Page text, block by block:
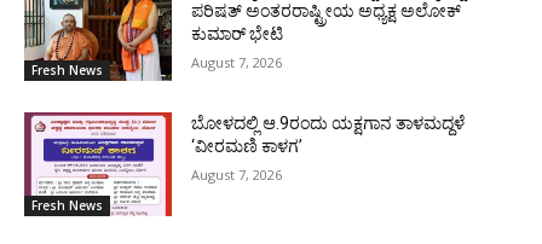
Fresh News
ಪರಿಷತ್ ಅಂತರರಾಷ್ಟ್ರೀಯ ಅಧ್ಯಕ್ಷ ಅಲೋಕ್
ಕುಮಾರ್ ಭೇಟಿ
August 7, 2026
Fresh News
ಬೋಳದಲ್ಲಿ ಆ.9ರಂದು ಯಕ್ಷಗಾನ ತಾಳಮದ್ದಳೆ
‘ವೀರಮಣಿ ಕಾಳಗ’
August 7, 2026